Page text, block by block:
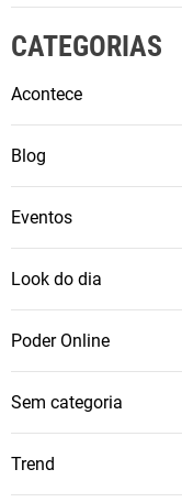
CATEGORIAS
Acontece
Blog
Eventos
Look do dia
Poder Online
Sem categoria
Trend